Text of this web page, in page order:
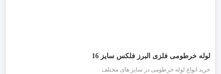
لوله خرطومی فلزی البرز فلکس سایز 16
خرید انواع لوله خرطومی در سایز های مختلف